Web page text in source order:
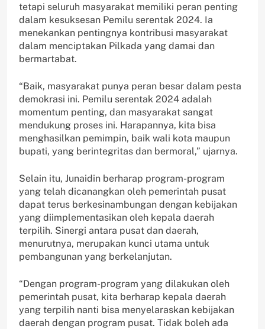
tetapi seluruh masyarakat memiliki peran penting
dalam kesuksesan Pemilu serentak 2024. Ia
menekankan pentingnya kontribusi masyarakat
dalam menciptakan Pilkada yang damai dan
bermartabat.
“Baik, masyarakat punya peran besar dalam pesta
demokrasi ini. Pemilu serentak 2024 adalah
momentum penting, dan masyarakat sangat
mendukung proses ini. Harapannya, kita bisa
menghasilkan pemimpin, baik wali kota maupun
bupati, yang berintegritas dan bermoral,” ujarnya.
Selain itu, Junaidin berharap program-program
yang telah dicanangkan oleh pemerintah pusat
dapat terus berkesinambungan dengan kebijakan
yang diimplementasikan oleh kepala daerah
terpilih. Sinergi antara pusat dan daerah,
menurutnya, merupakan kunci utama untuk
pembangunan yang berkelanjutan.
“Dengan program-program yang dilakukan oleh
pemerintah pusat, kita berharap kepala daerah
yang terpilih nanti bisa menyelaraskan kebijakan
daerah dengan program pusat. Tidak boleh ada